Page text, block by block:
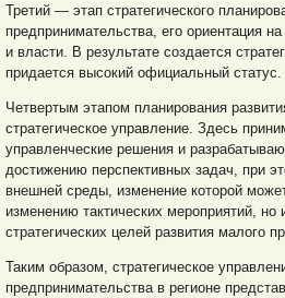
Третий — этап стратегического
предпринимательства, его ориентация
и власти. В результате создается
придается высокий официальный статус.
Четвертым этапом планирования
стратегическое управление. Здесь
управленческие решения и
достижению перспективных задач, при
внешней среды, изменение которой
изменению тактических мероприятий, но
стратегических целей развития малого
Таким образом, стратегическое
предпринимательства в регионе